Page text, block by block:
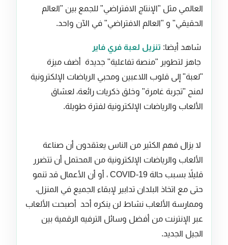
العالمي مثل "الإنتاج الافتراضي" للجمع بين "العالم
الحقيقي" و "العالم الافتراضي" في الآن واحد.
شاهد أيضا: تنزيل لعبة فري فاير
جاهز لتطوير "منصة تفاعلية" جديدة أضف ميزة
"لعبة" إلى قلوب اللاعبين ومحبي الرياضات الإلكترونية
لمنح "تجربة غامرة" وخلق ذكريات رائعة، لعشاق
الألعاب والرياضات الإلكترونية لفترة طويلة.
لا يزال فهم الكثير من الناس يعتقدون أن صناعة
الألعاب والرياضات الإلكترونية من المحتمل أن تتضرر
قليلاً بسبب حالة COVID-19 ، أو أن الأعمال قد تنمو
حتى مع اتخاذ البلدان تدابير لإبقاء الجميع في المنزل،
وممارسة الألعاب نشاط لن ينكره أحد أصبحت الألعاب
عبر الإنترنت من أفضل وسائل الترفيه الرقمية بين
الجيل الجديد.